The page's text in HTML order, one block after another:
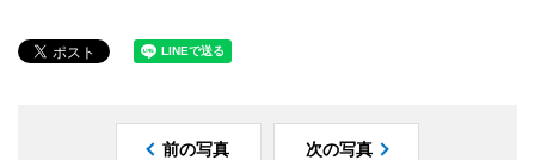
前の写真 次の写真